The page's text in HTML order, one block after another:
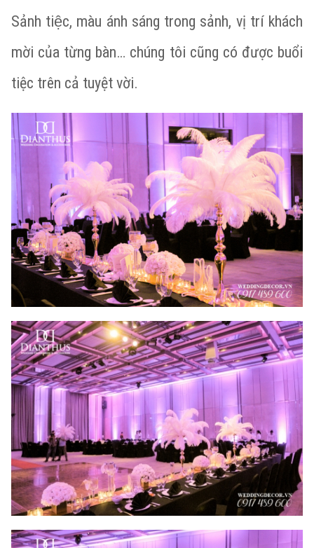
Sảnh tiệc, màu ánh sáng trong sảnh, vị trí khách
mời của từng bàn… chúng tôi cũng có được buổi
tiệc trên cả tuyệt vời.